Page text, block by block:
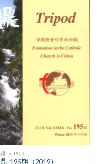
鼎TRIPOD
鼎_195期（2019）